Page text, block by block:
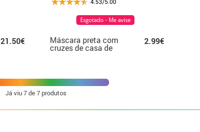
21.50€ Máscara preta com
cruzes de casa de
2.99€
Esgotado - Me avise
Já viu7de 7 produtos